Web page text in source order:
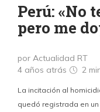
Perú: «No
pero me
por Actualidad RT
4 años atrás
2
La incitación al
quedó registrada en